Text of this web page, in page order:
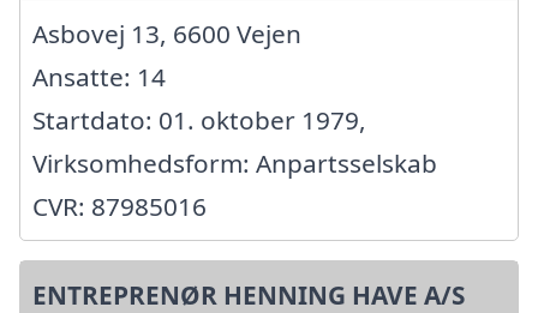
Asbovej 13, 6600 Vejen
Ansatte: 14
Startdato: 01. oktober 1979,
Virksomhedsform: Anpartsselskab
CVR: 87985016
ENTREPRENØR HENNING HAVE A/S